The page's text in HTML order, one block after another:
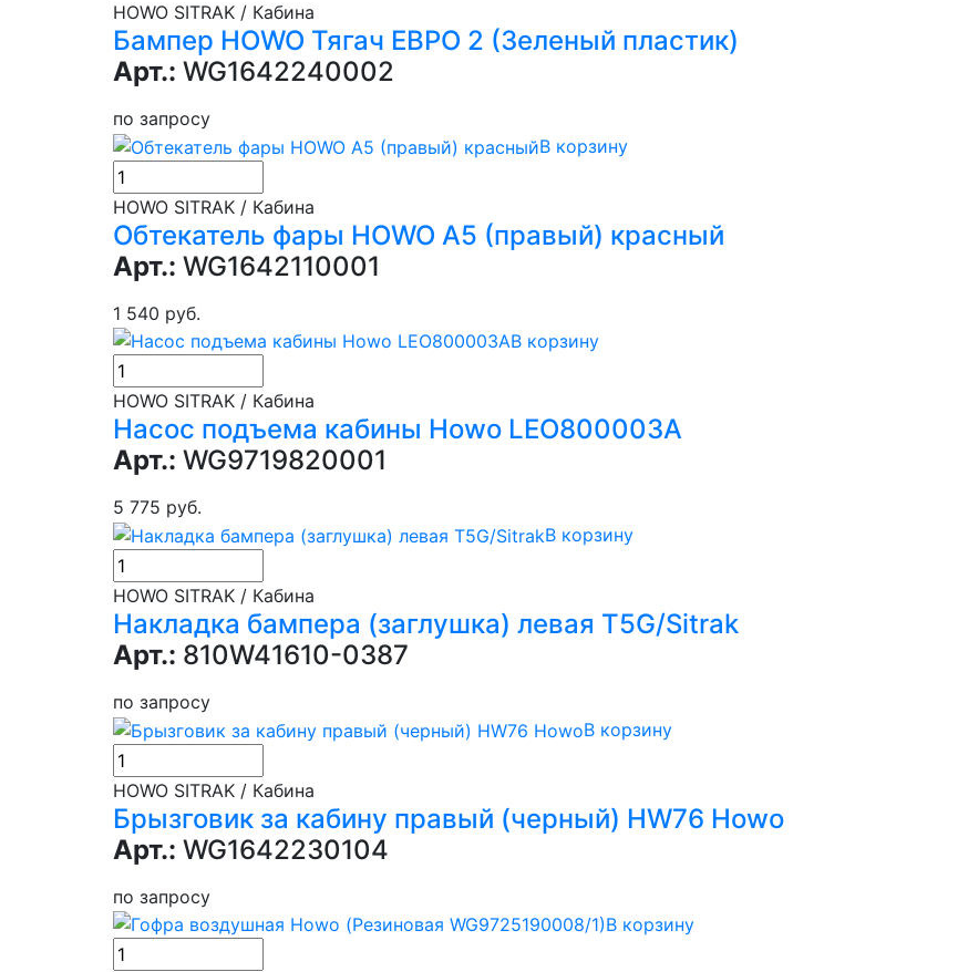
HOWO SITRAK / Кабина
Бампер HOWO Тягач ЕВРО 2 (Зеленый пластик)
Арт.: WG1642240002
по запросу
В корзину
HOWO SITRAK / Кабина
Обтекатель фары HOWO A5 (правый) красный
Арт.: WG1642110001
1 540 руб.
В корзину
HOWO SITRAK / Кабина
Насос подъема кабины Howo LEO800003A
Арт.: WG9719820001
5 775 руб.
В корзину
HOWO SITRAK / Кабина
Накладка бампера (заглушка) левая T5G/Sitrak
Арт.: 810W41610-0387
по запросу
В корзину
HOWO SITRAK / Кабина
Брызговик за кабину правый (черный) HW76 Howo
Арт.: WG1642230104
по запросу
В корзину